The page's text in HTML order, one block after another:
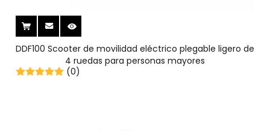
DDF100 Scooter de movilidad eléctrico plegable ligero de
4 ruedas para personas mayores
(0)